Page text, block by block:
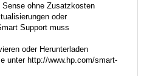
ohne Zusatzkosten
oder
Support muss
oder Herunterladen
unter http://www.hp.com/smart-